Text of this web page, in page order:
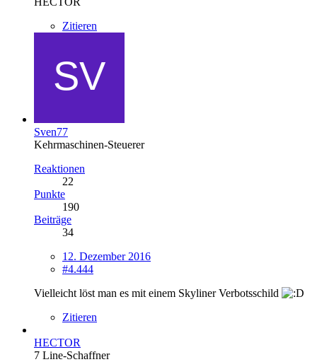
Zitieren
Sven77
Kehrmaschinen-Steuerer
Reaktionen
22
Punkte
190
Beiträge
34
12. Dezember 2016
#4.444
Vielleicht löst man es mit einem Skyliner Verbotsschild
Zitieren
HECTOR
7 Line-Schaffner